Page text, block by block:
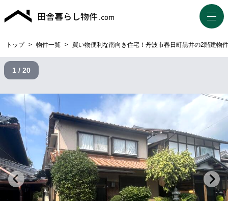
トップ > 物件一覧 > 買い物便利な南向き住宅！丹波市春日町黒井の2階建物件
1 / 20